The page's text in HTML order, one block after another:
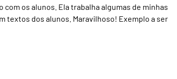
os alunos. Ela trabalha algumas de minhas
textos dos alunos. Maravilhoso! Exemplo a ser